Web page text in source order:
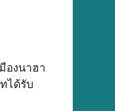
องนาฮา
ได้รับ